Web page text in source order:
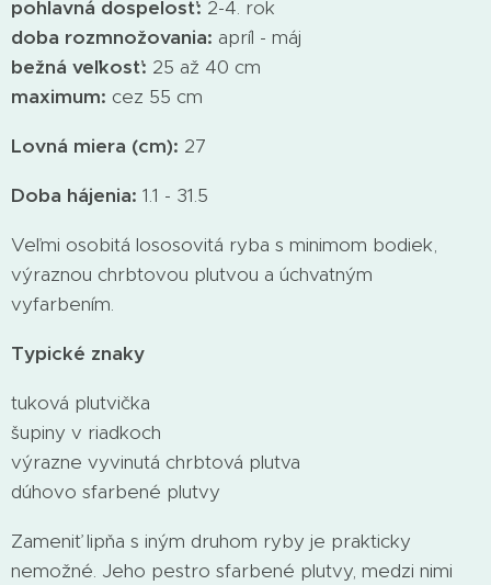
pohlavná dospelosť: 2-4. rok
doba rozmnožovania: apríl - máj
bežná veľkosť: 25 až 40 cm
maximum: cez 55 cm
Lovná miera (cm): 27
Doba hájenia: 1.1 - 31.5
Veľmi osobitá lososovitá ryba s minimom bodiek,
výraznou chrbtovou plutvou a úchvatným
vyfarbením.
Typické znaky
tuková plutvička
šupiny v riadkoch
výrazne vyvinutá chrbtová plutva
dúhovo sfarbené plutvy
Zameniť lipňa s iným druhom ryby je prakticky
nemožné. Jeho pestro sfarbené plutvy, medzi nimi